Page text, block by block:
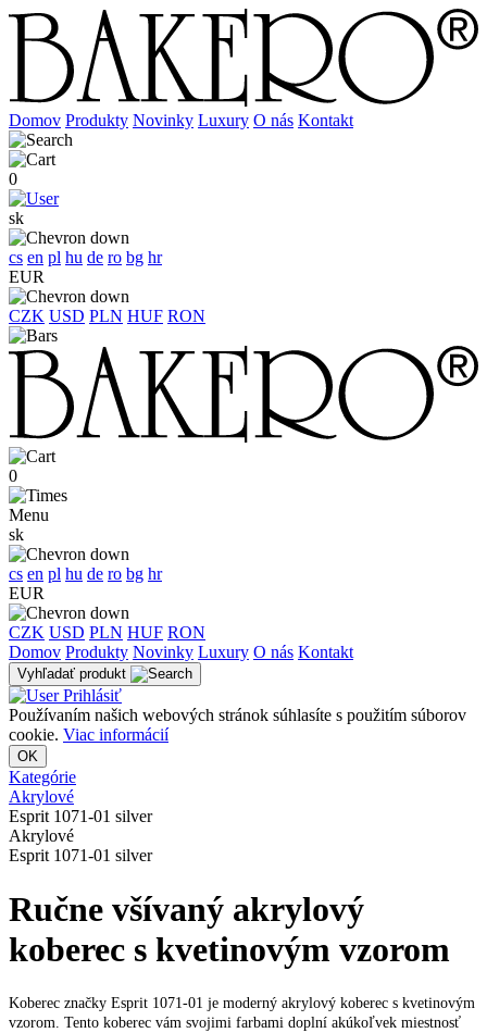
Domov Produkty Novinky Luxury O nás Kontakt
0
sk
cs en pl hu de ro bg hr
EUR
CZK USD PLN HUF RON
0
Menu
sk
cs en pl hu de ro bg hr
EUR
CZK USD PLN HUF RON
Domov Produkty Novinky Luxury O nás Kontakt
Vyhľadať produkt
Prihlásiť
Používaním našich webových stránok súhlasíte s použitím súborov
cookie. Viac informácií
OK
Kategórie
Akrylové
Esprit 1071-01 silver
Akrylové
Esprit 1071-01 silver
Ručne všívaný akrylový
koberec s kvetinovým vzorom
Koberec značky Esprit 1071-01 je moderný akrylový koberec s kvetinovým
vzorom. Tento koberec vám svojimi farbami doplní akúkoľvek miestnosť